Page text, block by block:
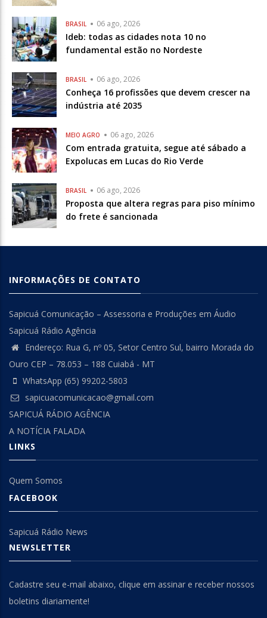
BRASIL 06 ago, 2026
Ideb: todas as cidades nota 10 no
fundamental estão no Nordeste
BRASIL 06 ago, 2026
Conheça 16 profissões que devem crescer na
indústria até 2035
MEIO AGRO 06 ago, 2026
Com entrada gratuita, segue até sábado a
Expolucas em Lucas do Rio Verde
BRASIL 06 ago, 2026
Proposta que altera regras para piso mínimo
do frete é sancionada
INFORMAÇÕES DE CONTATO
Sapicuá Comunicação – Assessoria e Produções em Áudio
Sapicuá Rádio Agência
Endereço: Rua G, nº 05, Setor Centro Sul, bairro Morada do
Ouro CEP – 78.053 – 188 Cuiabá - MT
WhatsApp (65) 99202-5803
sapicuacomunicacao@gmail.com
SAPICUÁ RÁDIO AGÊNCIA
A NOTÍCIA FALADA
LINKS
Quem Somos
FACEBOOK
Sapicuá Rádio News
NEWSLETTER
Cadastre seu e-mail abaixo, clique em assinar e receber nossos
boletins diariamente!